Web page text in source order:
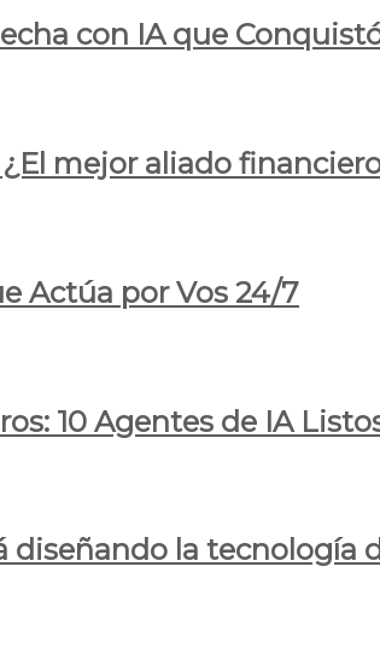
con IA que
mejor aliado
Actúa por Vos 24/7
10 Agentes de IA
diseñando la tecnología